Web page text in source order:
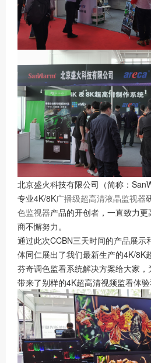
北京盛火科技有限公司（简称：
专业4K/8K广播级超高清液晶监视器
色监视器产品的开创者，一直致力
商不懈努力。
通过此次CCBN三天时间的产品展示
体同仁展出了我们最新生产的4K/8K
芬奇调色监看系统解决方案给大家
带来了别样的4K超高清视频监看体验